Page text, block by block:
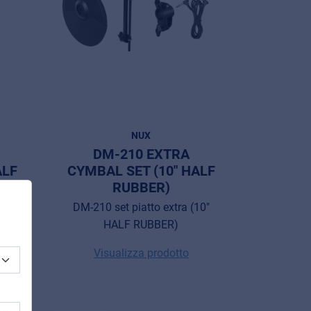
NUX
DM-210 EXTRA
CYMBAL SET (10" HALF
RUBBER)
DM-210 set piatto extra (10"
HALF RUBBER)
Visualizza prodotto